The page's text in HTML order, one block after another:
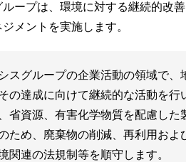
ープは、環境に対する継続的改
メントを実施します。
スグループの企業活動の領域で
の達成に向けて継続的な活動を行
省資源、有害化学物質を配慮した
ため、廃棄物の削減、再利用およ
関連の法規制等を順守します。